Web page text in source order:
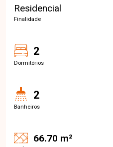
Residencial
Finalidade
2
Dormitórios
2
Banheiros
66.70 m²